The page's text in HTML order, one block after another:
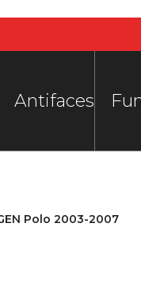
Antifaces
Polo 2003-2007